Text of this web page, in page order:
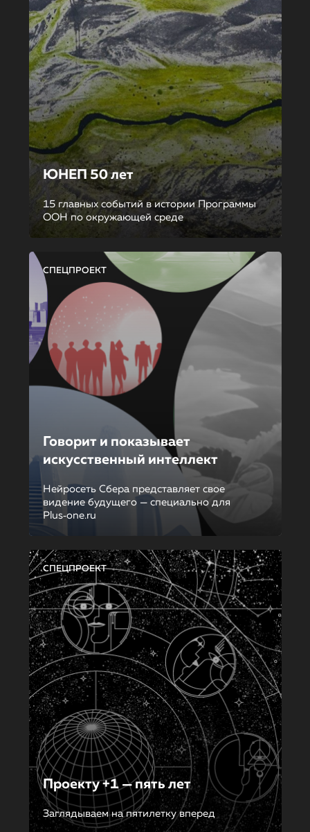
ЮНЕП 50 лет
15 главных событий в истории Программы
ООН по окружающей среде
СПЕЦПРОЕКТ
Говорит и показывает
искусственный интеллект
Нейросеть Сбера представляет свое
видение будущего — специально для
Plus‑one.ru
СПЕЦПРОЕКТ
Проекту +1 — пять лет
Заглядываем на пятилетку вперед